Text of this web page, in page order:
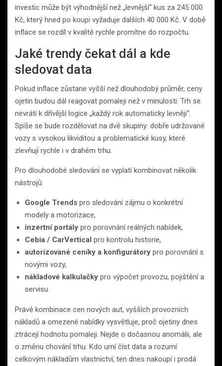
investic může být výhodnější než „levnější“ kus za 245 000
Kč, který hned po koupi vyžaduje dalších 40 000 Kč. V době
inflace se rozdíl v kvalitě rychle promítne do rozpočtu.
Jaké trendy čekat dál a kde
sledovat data
Pokud inflace zůstane vyšší než dlouhodobý průměr, ceny
ojetin budou dál reagovat pomaleji než v minulosti. Trh se
nevrátí k dřívější logice „každý rok automaticky levněji“.
Spíše se bude rozdělovat na dvě skupiny: dobře udržované
vozy s vysokou likviditou a problematické kusy, které
zlevňují rychle i v drahém trhu.
Pro dlouhodobé sledování se vyplatí kombinovat několik
nástrojů:
Google Trends pro sledování zájmu o konkrétní
modely a motorizace,
inzertní portály pro porovnání reálných nabídek,
Cebia / CarVertical pro kontrolu historie,
autorizované ceníky a konfigurátory pro porovnání s
novými vozy,
nákladové kalkulačky pro výpočet provozu, pojištění a
servisu.
Právě kombinace cen nových aut, vyšších provozních
nákladů a omezené nabídky vysvětluje, proč ojetiny dnes
ztrácejí hodnotu pomaleji. Nejde o dočasnou anomálii, ale
o změnu chování trhu. Kdo umí číst data a rozumí
celkovým nákladům vlastnictví, ten dnes nakoupí i prodá